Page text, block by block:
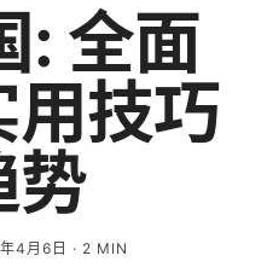
: 全面
用技巧
势
4月6日 · 2 MIN